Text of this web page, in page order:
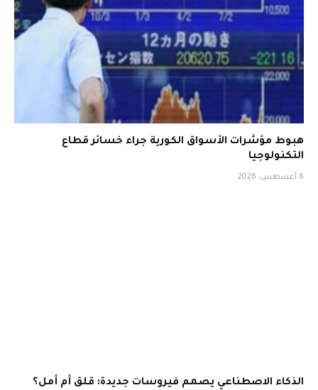
هبوط مؤشرات الأسواق الكورية جراء خسائر قطاع
التكنولوجيا
6 أغسطس، 2026
الذكاء الاصطناعي يصمم فيروسات جديدة: قلق أم أمل؟